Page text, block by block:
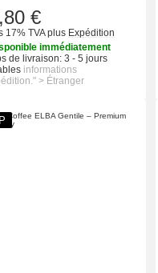
€
17% TVAplus Expédition
immédiatement
de livraison: 3 - 5 jours
informations
> Étranger